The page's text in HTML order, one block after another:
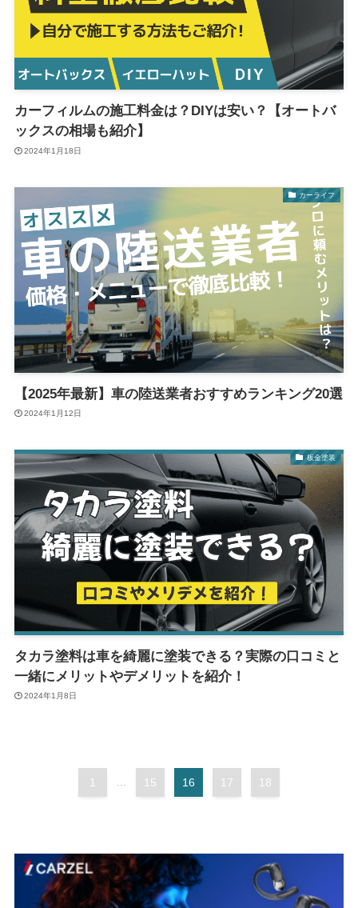
カーフィルムの施工料金は？DIYは安い？【オートバ
ックスの相場も紹介】
2024年1月18日
カーライフ
【2025年最新】車の陸送業者おすすめランキング20選
2024年1月12日
板金塗装
タカラ塗料は車を綺麗に塗装できる？実際の口コミと
一緒にメリットやデメリットを紹介！
2024年1月8日
1 ... 15 16 17 18